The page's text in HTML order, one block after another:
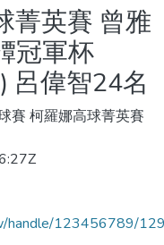
菁英賽 曾雅
冠軍杯
呂偉智24名
賽 柯羅娜高球菁英賽
handle/123456789/